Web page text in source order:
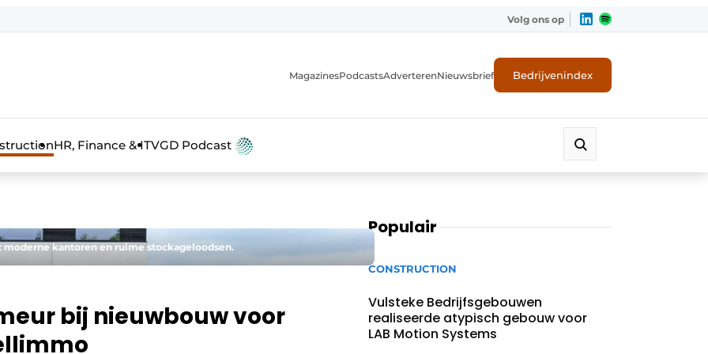
Volg ons op
MagazinesPodcastsAdverterenNieuwsbrief Bedrijvenindex
HR, Finance & ITVGD Podcast
kantoren en ruime stockageloodsen.
bij nieuwbouw voor
Populair
CONSTRUCTION
Vulsteke Bedrijfsgebouwen
realiseerde atypisch gebouw voor
LAB Motion Systems